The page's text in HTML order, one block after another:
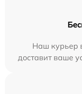
Наш курьер
доставит ваше